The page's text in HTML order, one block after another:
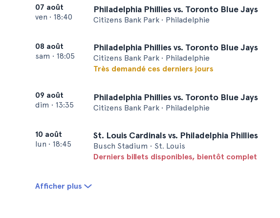
07 août
ven • 18:40
Philadelphia Phillies vs. Toronto Blue Jays
Citizens Bank Park • Philadelphie
08 août
sam • 18:05
Philadelphia Phillies vs. Toronto Blue Jays
Citizens Bank Park • Philadelphie
Très demandé ces derniers jours
09 août
dim • 13:35
Philadelphia Phillies vs. Toronto Blue Jays
Citizens Bank Park • Philadelphie
10 août
lun • 18:45
St. Louis Cardinals vs. Philadelphia Phillies
Busch Stadium • St. Louis
Derniers billets disponibles, bientôt complet
Afficher plus